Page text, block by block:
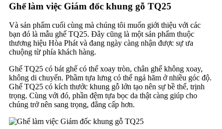
Ghế làm việc Giám đốc khung gỗ TQ25
Và sản phẩm cuối cùng mà chúng tôi muốn giới thiệu với các
bạn đó là mẫu ghế TQ25. Đây cũng là một sản phẩm thuộc
thương hiệu Hòa Phát và đang ngày càng nhận được sự ưa
chuộng từ phía khách hàng.
Ghế TQ25 có bát ghế có thể xoay tròn, chân ghế không xoay,
không di chuyển. Phầm tựa lưng có thể ngả hãm ở nhiều góc độ.
Ghế TQ25 có kích thước khung gỗ lớn tạo nên sự bề thế, trịnh
trọng. Cùng với đó, phần đệm tựa bọc da thật càng giúp cho
chúng trở nên sang trọng, đẳng cấp hơn.